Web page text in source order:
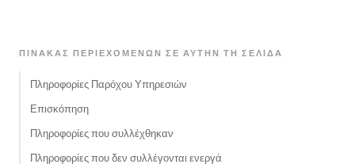
ΠΊΝΑΚΑΣ ΠΕΡΙΕΧΟΜΈΝΩΝ ΣΕ ΑΥΤΉΝ ΤΗ ΣΕΛΊΔΑ
Πληροφορίες Παρόχου Υπηρεσιών
Επισκόπηση
Πληροφορίες που συλλέχθηκαν
Πληροφορίες που δεν συλλέγονται ενεργά